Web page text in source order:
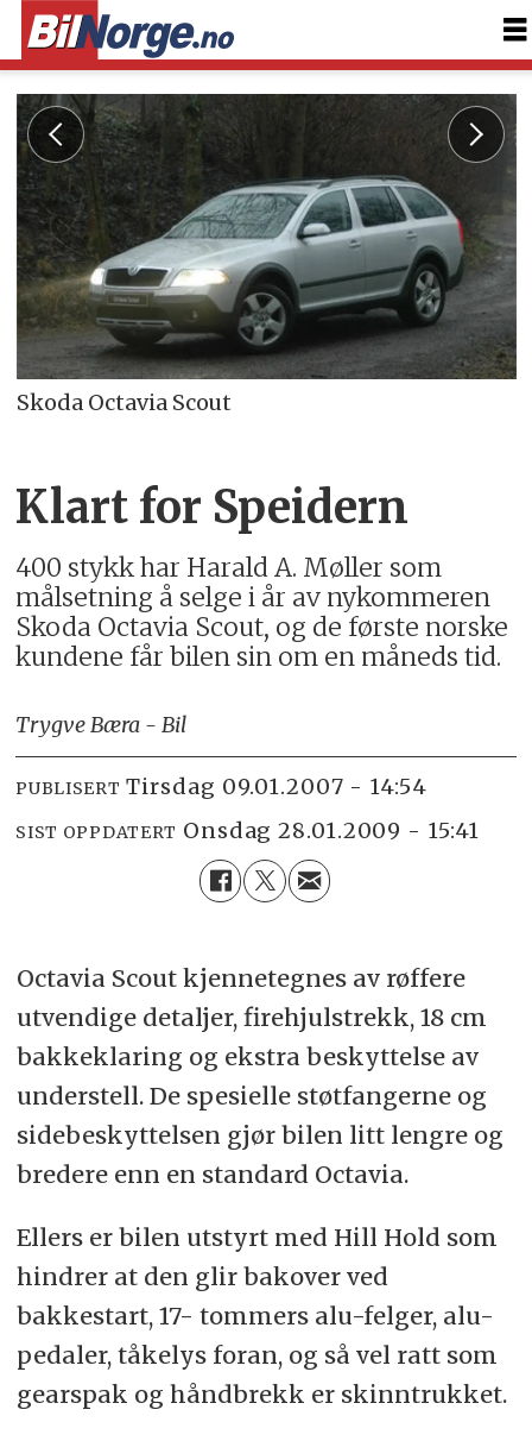
Skoda Octavia Scout
Klart for Speidern
400 stykk har Harald A. Møller som
målsetning å selge i år av nykommeren
Skoda Octavia Scout, og de første norske
kundene får bilen sin om en måneds tid.
Trygve Bæra - Bil
PUBLISERT tirsdag 09.01.2007 - 14:54
SIST OPPDATERT onsdag 28.01.2009 - 15:41
Octavia Scout kjennetegnes av røffere
utvendige detaljer, firehjulstrekk, 18 cm
bakkeklaring og ekstra beskyttelse av
understell. De spesielle støtfangerne og
sidebeskyttelsen gjør bilen litt lengre og
bredere enn en standard Octavia.
Ellers er bilen utstyrt med Hill Hold som
hindrer at den glir bakover ved
bakkestart, 17- tommers alu-felger, alu-
pedaler, tåkelys foran, og så vel ratt som
gearspak og håndbrekk er skinntrukket.